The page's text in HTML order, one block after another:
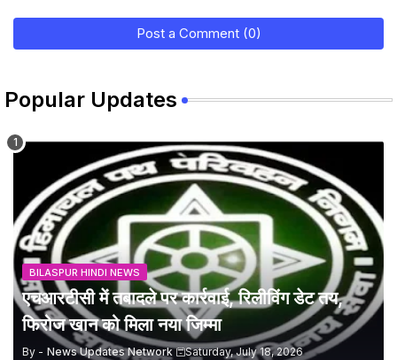
Post a Comment (0)
Popular Updates
BILASPUR HINDI NEWS
एचआरटीसी में तबादले पर कार्रवाई, रिलीविंग डेट तय,
फिरोज खान को मिला नया जिम्मा
By - News Updates Network Saturday, July 18, 2026